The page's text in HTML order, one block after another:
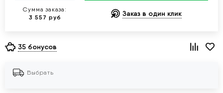
Сумма заказа:
3 557 руб Заказ в один клик
35 бонусов
Выбрать